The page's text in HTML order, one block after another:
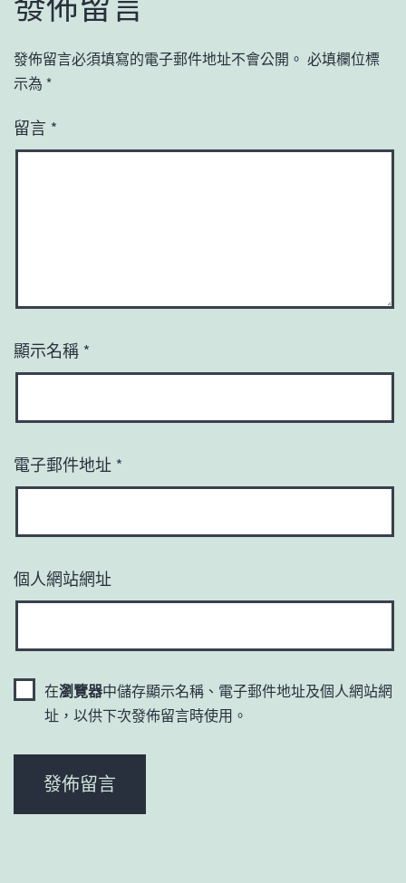
發佈留言必須填寫的電子郵件地址不會公開。 必填欄位標
示為 *
留言 *
顯示名稱 *
電子郵件地址 *
個人網站網址
在瀏覽器中儲存顯示名稱、電子郵件地址及個人網站網
址，以供下次發佈留言時使用。